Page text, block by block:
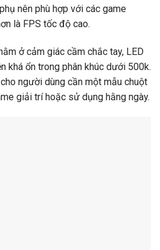
nên phù hợp với các game
là FPS tốc độ cao.
ở cảm giác cầm chắc tay, LED
khá ổn trong phân khúc dưới 500k.
người dùng cần một mẫu chuột
giải trí hoặc sử dụng hằng ngày.